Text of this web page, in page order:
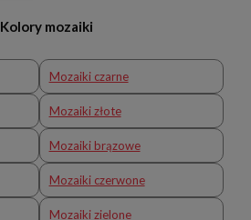
Kolory mozaiki
Mozaiki czarne
Mozaiki złote
Mozaiki brązowe
Mozaiki czerwone
Mozaiki zielone